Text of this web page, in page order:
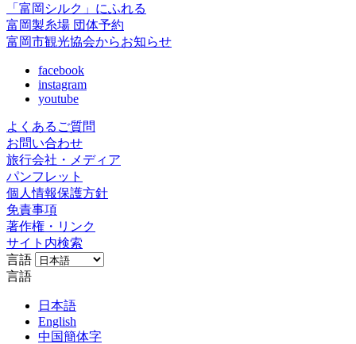
「富岡シルク」にふれる
富岡製糸場 団体予約
富岡市観光協会からお知らせ
facebook
instagram
youtube
よくあるご質問
お問い合わせ
旅行会社・メディア
パンフレット
個人情報保護方針
免責事項
著作権・リンク
サイト内検索
言語
言語
日本語
English
中国簡体字